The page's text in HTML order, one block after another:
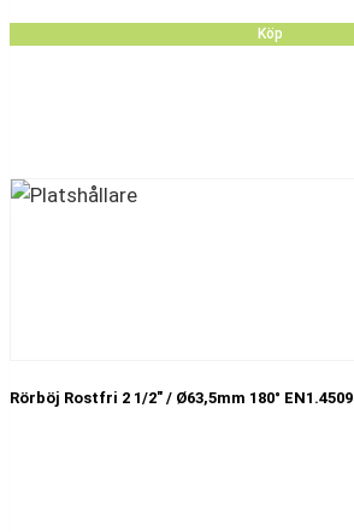
Köp
Rörböj Rostfri 2 1/2″ / Ø63,5mm 180° EN1.4509